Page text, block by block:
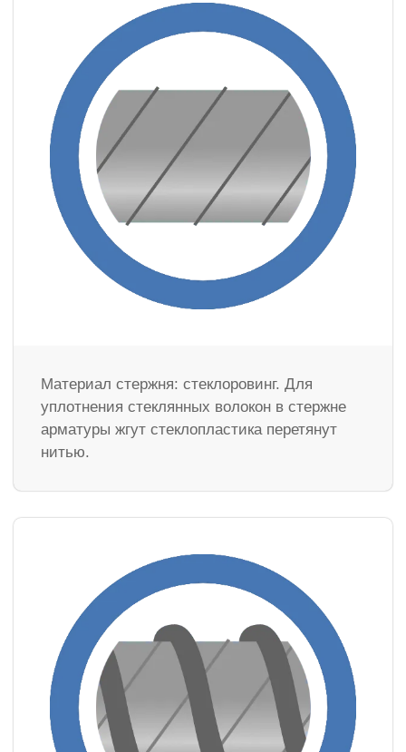
Материал стержня: стеклоровинг. Для
уплотнения стеклянных волокон в стержне
арматуры жгут стеклопластика перетянут
нитью.